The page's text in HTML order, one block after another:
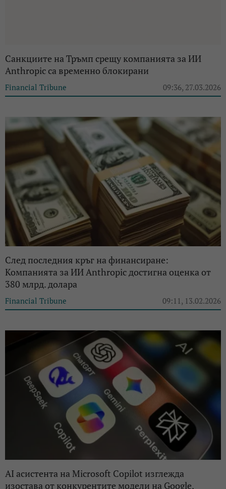
Санкциите на Тръмп срещу компанията за ИИ
Anthropic са временно блокирани
Financial Tribune 09:36, 27.03.2026
След последния кръг на финансиране:
Компанията за ИИ Anthropic достигна оценка от
380 млрд. долара
Financial Tribune 09:11, 13.02.2026
AI асистента на Microsoft Copilot изглежда
изостава от конкурентите модели на Google,